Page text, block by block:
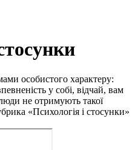
особистого характеру:
у собі, відчай, вам
не отримують такої
«Психологія і стосунки»